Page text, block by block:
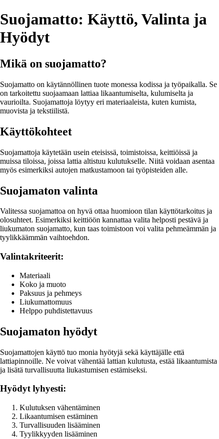
Suojamatto: Käyttö, Valinta ja
Hyödyt
Mikä on suojamatto?
Suojamatto on käytännöllinen tuote monessa kodissa ja työpaikalla. Se
on tarkoitettu suojaamaan lattiaa likaantumiselta, kulumiselta ja
vaurioilta. Suojamattoja löytyy eri materiaaleista, kuten kumista,
muovista ja tekstiilistä.
Käyttökohteet
Suojamattoja käytetään usein eteisissä, toimistoissa, keittiöissä ja
muissa tiloissa, joissa lattia altistuu kulutukselle. Niitä voidaan asentaa
myös esimerkiksi autojen matkustamoon tai työpisteiden alle.
Suojamaton valinta
Valitessa suojamattoa on hyvä ottaa huomioon tilan käyttötarkoitus ja
olosuhteet. Esimerkiksi keittiöön kannattaa valita helposti pestävä ja
liukumaton suojamatto, kun taas toimistoon voi valita pehmeämmän ja
tyylikkäämmän vaihtoehdon.
Valintakriteerit:
Materiaali
Koko ja muoto
Paksuus ja pehmeys
Liukumattomuus
Helppo puhdistettavuus
Suojamaton hyödyt
Suojamattojen käyttö tuo monia hyötyjä sekä käyttäjälle että
lattiapinnoille. Ne voivat vähentää lattian kulutusta, estää likaantumista
ja lisätä turvallisuutta liukastumisen estämiseksi.
Hyödyt lyhyesti:
Kulutuksen vähentäminen
Likaantumisen estäminen
Turvallisuuden lisääminen
Tyylikkyyden lisääminen